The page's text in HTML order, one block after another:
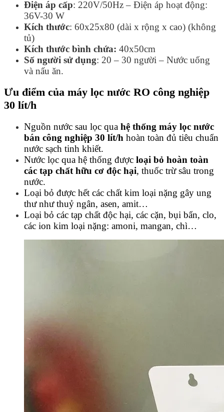
Điện áp cấp: 220V/50Hz – Điện áp hoạt động:
36V-30 W
Kích thước: 60x25x80 (dài x rộng x cao) (không
tủ)
Kích thước bình chứa: 40x50cm
Số người sử dụng: 20 – 30 người – Nước uống
và nấu ăn.
Ưu điểm của máy lọc nước RO công nghiệp
30 lít/h
Nguồn nước sau lọc qua hệ thống máy lọc nước
bán công nghiệp 30 lít/h hoàn toàn đủ tiêu chuẩn
nước sạch tinh khiết.
Nước lọc qua hệ thống được loại bỏ hoàn toàn
các tạp chất hữu cơ độc hại, thuốc trừ sâu trong
nước.
Loại bỏ được hết các chất kim loại nặng gây ung
thư như thuỷ ngân, asen, amit…
Loại bỏ các tạp chất độc hại, các cặn, bụi bẩn, clo,
các ion kim loại nặng: amoni, mangan, chì…